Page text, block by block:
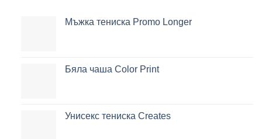
Мъжка тениска Promo Longer
Бяла чаша Color Print
Унисекс тениска Creates